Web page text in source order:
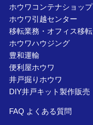
ホウワコンテナショップ
ホウワ引越センター
移転業務・オフィス移転
ホウワハウジング
豊和運輸
便利屋ホウワ
井戸掘りホウワ
DIY井戸キット製作販売
FAQ よくある質問